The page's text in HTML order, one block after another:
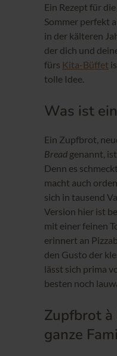
Ein Rezept für
Sommer perfekt
in der kälteren
der dich und
fürs Kita-Büffet
tolle Idee.
Was ist
Ein Zupfbrot,
Bread genannt,
Denn es
macht auch
sich in tausend
Version hier ist
mit einer feinen
erinnert an
den Gusto der
lässt sich prima
besten noch
Zupfbrot à
ganze